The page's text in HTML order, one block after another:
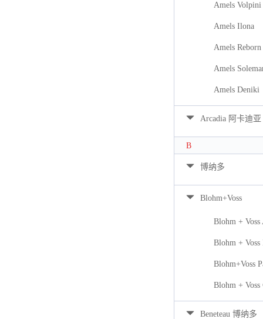
Amels Volpini
Amels Ilona
Amels
Amels
Amels Deniki
Arcadia 阿卡迪亚
B
博纳多
Blohm+Voss
Blohm + Voss
Blohm +
Blohm+Voss
Blohm + Voss
Beneteau 博纳多